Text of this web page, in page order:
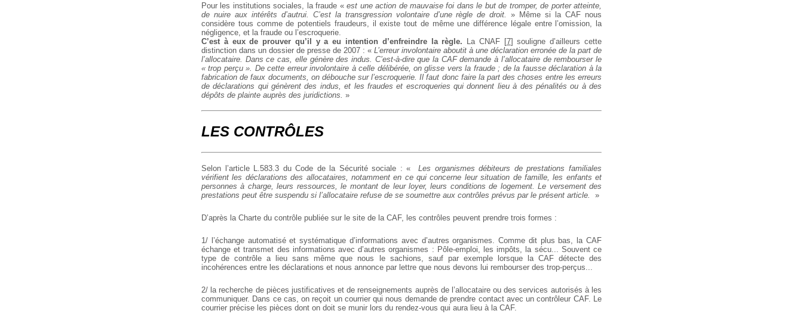
Pour les institutions sociales, la fraude «est une action de mauvaise foi dans le but de tromper, de porter atteinte,
de nuire aux intérêts d’autrui. C’est la transgression volontaire d’une règle de droit.
» Même si la CAF nous
considère tous comme de potentiels fraudeurs, il existe tout de même une différence légale entre l’omission, la
négligence, et la fraude ou l’escroquerie.
C’est à eux de prouver qu’il y a eu intention d’enfreindre la règle. La CNAF[7] souligne d’ailleurs cette
distinction dans un dossier de presse de 2007 : « L’erreur involontaire aboutit à une déclaration erronée de la part de
l’allocataire. Dans ce cas, elle génère des indus. C’est-à-dire que la CAF demande à l’allocataire de rembourser le
« trop perçu ». De cette erreur involontaire à celle délibérée, on glisse vers la fraude ; de la fausse déclaration à la
fabrication de faux documents, on débouche sur l’escroquerie. Il faut donc faire la part des choses entre les erreurs
de déclarations qui génèrent des indus, et les fraudes et escroqueries qui donnent lieu à des pénalités ou à des
dépôts de plainte auprès des juridictions. »
LES CONTRÔLES
Selon l’article L.583.3 du Code de la Sécurité sociale : «
Les organismes débiteurs de prestations familiales
vérifient les déclarations des allocataires, notamment en ce qui concerne leur situation de famille, les enfants et
personnes à charge, leurs ressources, le montant de leur loyer, leurs conditions de logement. Le versement des
prestations peut être suspendu si l’allocataire refuse de se soumettre aux contrôles prévus par le présent article.
»
D’après la Charte du contrôle publiée sur le site de la CAF, les contrôles peuvent prendre trois formes :
1/ l’échange automatisé et systématique d’informations avec d’autres organismes. Comme dit plus bas, la CAF
échange et transmet des informations avec d’autres organismes : Pôle-emploi, les impôts, la sécu... Souvent ce
type de contrôle a lieu sans même que nous le sachions, sauf par exemple lorsque la CAF détecte des
incohérences entre les déclarations et nous annonce par lettre que nous devons lui rembourser des trop-perçus...
2/ la recherche de pièces justificatives et de renseignements auprès de l’allocataire ou des services autorisés à les
communiquer. Dans ce cas, on reçoit un courrier qui nous demande de prendre contact avec un contrôleur CAF. Le
courrier précise les pièces dont on doit se munir lors du rendez-vous qui aura lieu à la CAF.